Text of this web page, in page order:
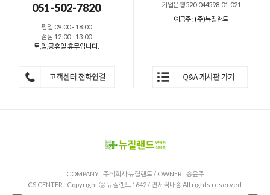
051-502-7820
평일 09:00 - 18:00
점심 12:00 - 13:00
토,일,공휴일 휴무입니다.
기업은행 520-044598-01-021
예금주 : (주)뉴질랜드
COMPANY : 주식회사 뉴질랜드 / OWNER : 송윤주
CS CENTER : Copyright ⓒ 뉴질랜드 1642 / 면세직배송 All rights reserved.